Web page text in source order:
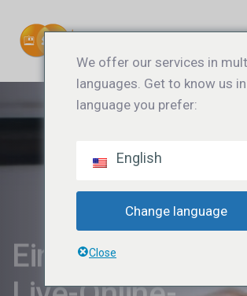
überspringen
Inhalt
springen
Einsatz von
We offer our services in
languages. Get to know us
language you prefer:
English
Change language
Close